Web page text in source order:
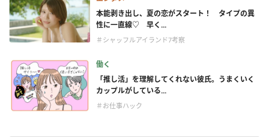
本能剥き出し、夏の恋がスタート！ タイプの異
性に一直線♡ 早く...
＃シャッフルアイランド7考察
働く
「推し活」を理解してくれない彼氏。うまくいく
カップルがしている...
＃お仕事ハック